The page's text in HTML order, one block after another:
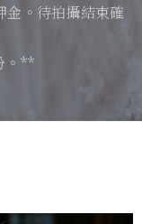
金。待拍攝結束確
。**